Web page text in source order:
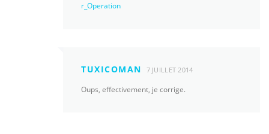
r_Operation
TUXICOMAN 7 JUILLET 2014
Oups, effectivement, je corrige.